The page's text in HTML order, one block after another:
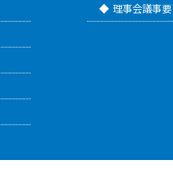
理事会議事